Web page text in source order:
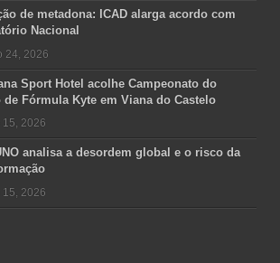
de metadona: ICAD alarga acordo com
Nacional
24, 2026
Sport Hotel acolhe Campeonato do
de Fórmula Kyte em Viana do Castelo
15, 2026
analisa a desordem global e o risco da
15, 2026